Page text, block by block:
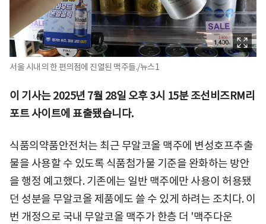
서울 시내의 한 편의점에 진열된 맥주들./뉴스1
이 기사는 2025년 7월 28일 오후 3시 15분 조선비즈RM리
포트 사이트에 표출됐습니다.
식품의약품안전처는 최근 무알코올 맥주에 변성호프추출
물을 사용할 수 있도록 식품첨가물 기준을 완화하는 방안
을 행정 예고했다. 기존에는 일반 맥주에만 사용이 허용됐
던 성분을 무알코올 제품에도 쓸 수 있게 하려는 조치다. 이
번 개정으로 국내 무알코올 맥주가 한층 더 '맥주다운